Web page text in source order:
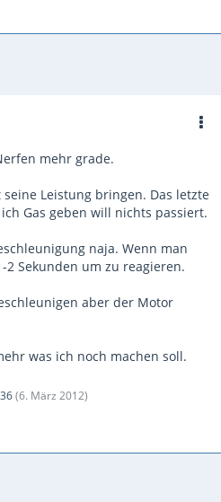
mehr grade.
Leistung bringen. Das letzte
Gas geben will nichts passiert.
naja. Wenn man
Sekunden um zu reagieren.
aber der Motor
was ich noch machen soll.
(6. März 2012)